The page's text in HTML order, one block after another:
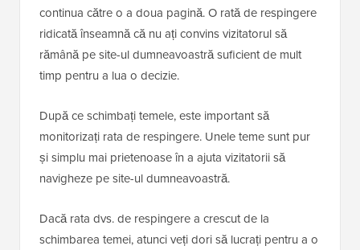
continua către o a doua pagină. O rată de respingere
ridicată înseamnă că nu ați convins vizitatorul să
rămână pe site-ul dumneavoastră suficient de mult
timp pentru a lua o decizie.
După ce schimbați temele, este important să
monitorizați rata de respingere. Unele teme sunt pur
și simplu mai prietenoase în a ajuta vizitatorii să
navigheze pe site-ul dumneavoastră.
Dacă rata dvs. de respingere a crescut de la
schimbarea temei, atunci veți dori să lucrați pentru a o